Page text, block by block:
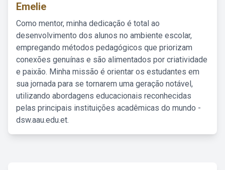
Emelie
Como mentor, minha dedicação é total ao
desenvolvimento dos alunos no ambiente escolar,
empregando métodos pedagógicos que priorizam
conexões genuínas e são alimentados por criatividade
e paixão. Minha missão é orientar os estudantes em
sua jornada para se tornarem uma geração notável,
utilizando abordagens educacionais reconhecidas
pelas principais instituições acadêmicas do mundo -
dsw.aau.edu.et.